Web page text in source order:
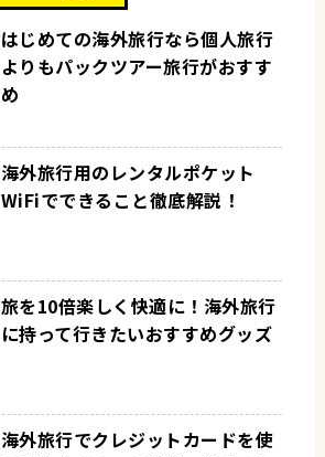
はじめての海外旅行なら個人旅行
よりもパックツアー旅行がおすす
め
海外旅行用のレンタルポケット
WiFiでできること徹底解説！
旅を10倍楽しく快適に！海外旅行
に持って行きたいおすすめグッズ
海外旅行でクレジットカードを使